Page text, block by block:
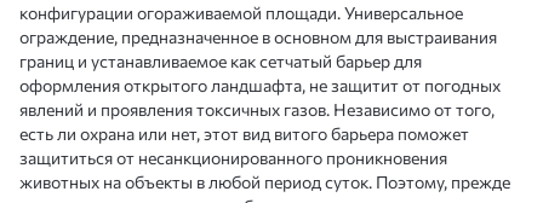
конфигурации огораживаемой площади. Универсальное
ограждение, предназначенное в основном для выстраивания
границ и устанавливаемое как сетчатый барьер для
оформления открытого ландшафта, не защитит от погодных
явлений и проявления токсичных газов. Независимо от того,
есть ли охрана или нет, этот вид витого барьера поможет
защититься от несанкционированного проникновения
животных на объекты в любой период суток. Поэтому, прежде